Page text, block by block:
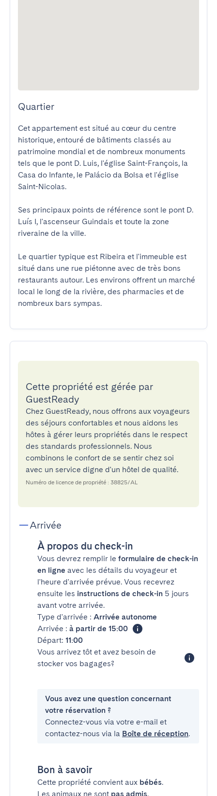
Quartier
Cet appartement est situé au cœur du centre
historique, entouré de bâtiments classés au
patrimoine mondial et de nombreux monuments
tels que le pont D. Luis, l'église Saint-François, la
Casa do Infante, le Palácio da Bolsa et l'église
Saint-Nicolas.
Ses principaux points de référence sont le pont D.
Luís I, l'ascenseur Guindais et toute la zone
riveraine de la ville.
Le quartier typique est Ribeira et l'immeuble est
situé dans une rue piétonne avec de très bons
restaurants autour. Les environs offrent un marché
local le long de la rivière, des pharmacies et de
nombreux bars sympas.
Cette propriété est gérée par
GuestReady
Chez GuestReady, nous offrons aux voyageurs
des séjours confortables et nous aidons les
hôtes à gérer leurs propriétés dans le respect
des standards professionnels. Nous
combinons le confort de se sentir chez soi
avec un service digne d'un hôtel de qualité.
Numéro de licence de propriété : 38825/AL
Arrivée
À propos du check-in
Vous devrez remplir le formulaire de check-in
en ligne avec les détails du voyageur et
l'heure d'arrivée prévue. Vous recevrez
ensuite les instructions de check-in 5 jours
avant votre arrivée.
Type d'arrivée : Arrivée autonome
Arrivée : à partir de 15:00
Départ: 11:00
Vous arrivez tôt et avez besoin de
stocker vos bagages?
Vous avez une question concernant
votre réservation ?
Connectez-vous via votre e-mail et
contactez-nous via la Boîte de réception.
Bon à savoir
Cette propriété convient aux bébés.
Les animaux ne sont pas admis.